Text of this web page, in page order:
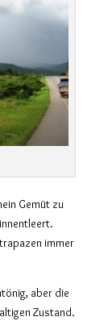
Gemüt zu
immer
aber die
Zustand.